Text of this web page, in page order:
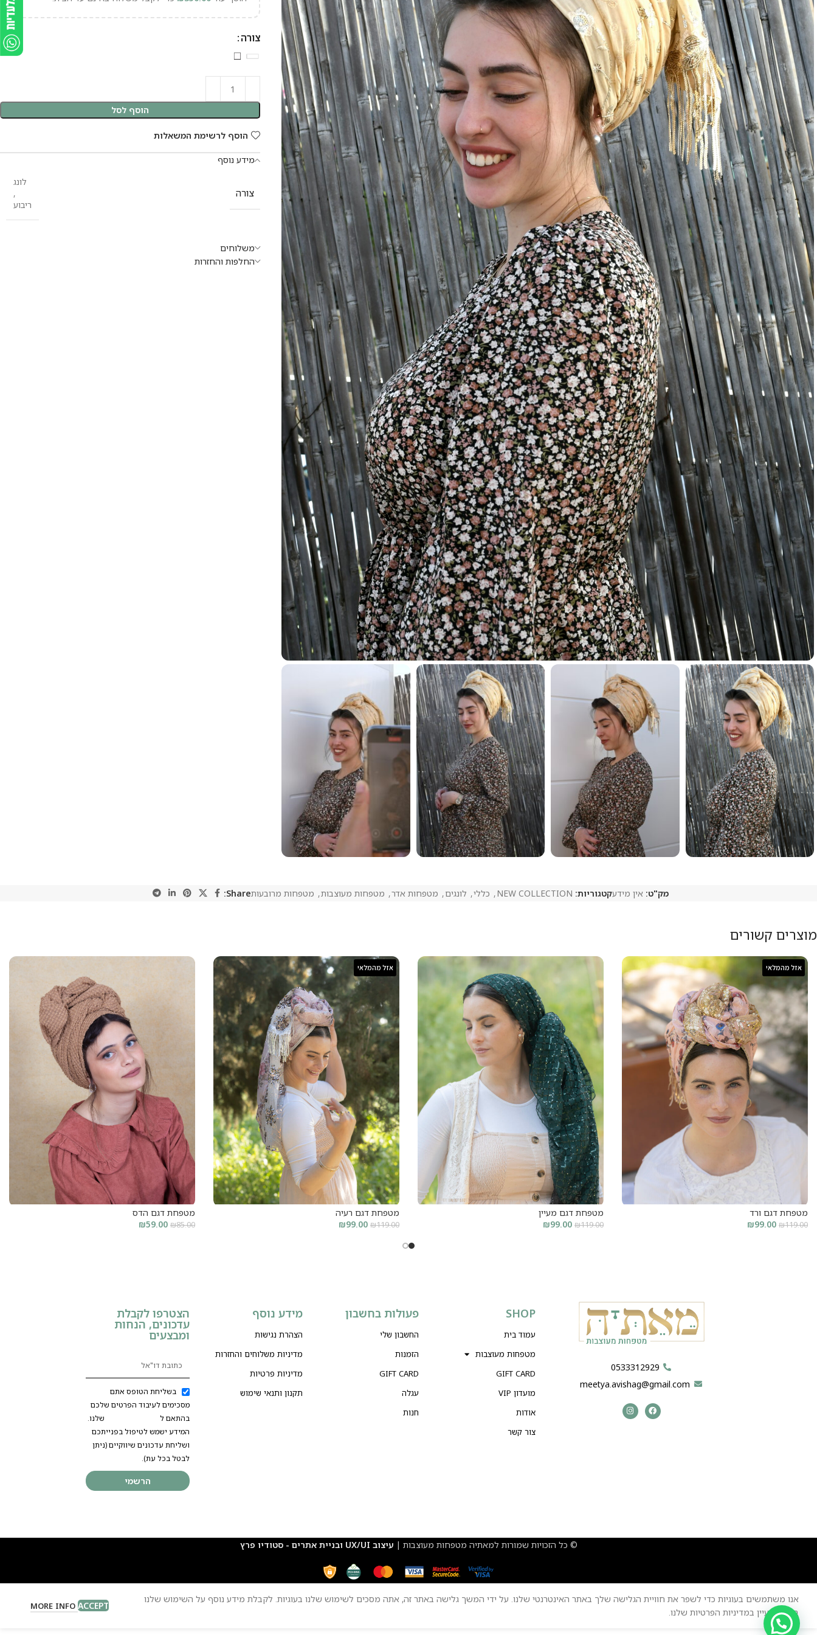
צורה
הוסף לסל
הוסף לרשימת המשאלות
מידע נוסף
צורה
לונג
,
ריבוע
משלוחים
החלפות והחזרות
מק"ט:אין מידעקטגוריות: NEW COLLECTION
, כללי, לונגים, מטפחות אדר, מטפחות מעוצבות, מטפחות מרובעותShare:
מוצרים קשורים
אזל מהמלאי
מטפחת דגם ורד
₪119.00
₪99.00
מטפחת דגם מעיין
₪119.00
₪99.00
אזל מהמלאי
מטפחת דגם רעיה
₪119.00
₪99.00
מטפחת דגם הדס
₪85.00
₪59.00
0533312929
meetya.avishag@gmail.com
SHOP
עמוד בית
מטפחות מעוצבות
GIFT CARD
מועדון VIP
אודות
צור קשר
פעולות בחשבון
החשבון שלי
הזמנות
GIFT CARD
עגלה
חנות
מידע נוסף
הצהרת נגישות
מדיניות משלוחים והחזרות
מדיניות פרטיות
תקנון ותנאי שימוש
הצטרפו לקבלת
עדכונים, הנחות
ומבצעים
בשליחת הטופס אתם
מסכימים לעיבוד הפרטים שלכם
בהתאם למדיניות הפרטיות
שלנו.
המידע ישמש לטיפול בפנייתכם
ושליחת עדכונים שיווקיים (ניתן
לבטל בכל עת).
הרשמי
© כל הזכויות שמורות למאתיה מטפחות מעוצבות | עיצוב UX/UI ובניית אתרים - סטודיו פרץ
אנו משתמשים בעוגיות כדי לשפר את חוויית הגלישה שלך באתר האינטרנטי שלנו. על ידי המשך גלישה באתר זה, אתה מסכים לשימוש שלנו בעוגיות. לקבלת מידע נוסף על השימוש שלנו
בעוגיות, עיין במדיניות הפרטיות שלנו.
MORE INFO ACCEPT